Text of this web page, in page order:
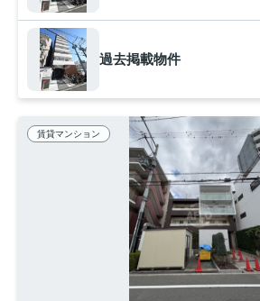
過去掲載物件
賃貸マンション